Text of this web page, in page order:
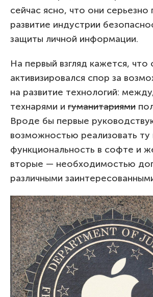
сейчас ясно, что они серьезно
развитие индустрии
защиты личной информации.
На первый взгляд кажется, что
активизировался спор за
на развитие технологий:
технарями и гуманитариями
Вроде бы первые
возможностью реализовать ту
функциональность в софте и
вторые — необходимостью
различными